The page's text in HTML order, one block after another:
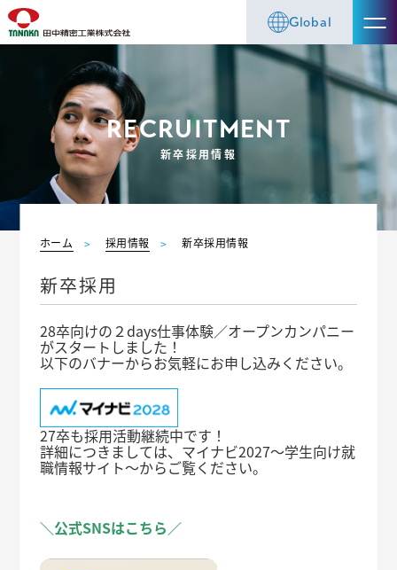
Global
RECRUITMENT
新卒採用情報
ホーム 採用情報 新卒採用情報
新卒採用
28卒向けの２days仕事体験／オープンカンパニー
がスタートしました！
以下のバナーからお気軽にお申し込みください。
27卒も採用活動継続中です！
詳細につきましては、マイナビ2027～学生向け就
職情報サイト～からご覧ください。
＼公式SNSはこちら／